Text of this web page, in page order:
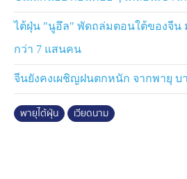
ไต้ฝุ่น "นูอึล" พัดถล่มตอนใต้ของจีน
กว่า 7 แสนคน
จีนยังคงเผชิญฝนตกหนัก จากพายุ บ
พายุไต้ฝุ่น เวียดนาม